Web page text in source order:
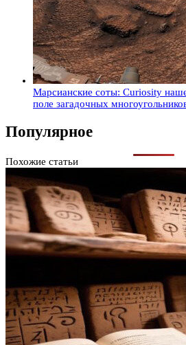
Марсианские соты: Curiosity
поле загадочных
Популярное
Похожие статьи